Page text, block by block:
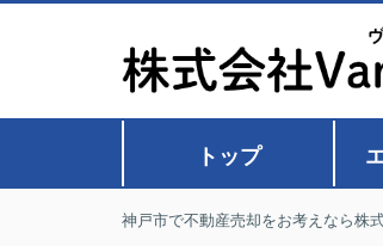
トップ
神戸市で不動産売却をお考えなら株